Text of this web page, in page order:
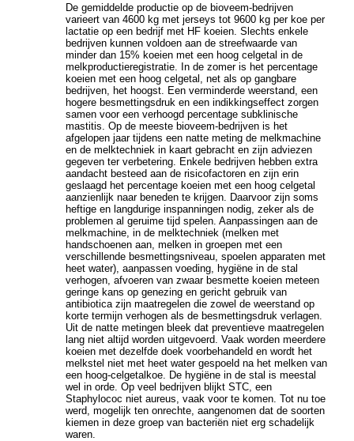
De gemiddelde productie op de bioveem-bedrijven
varieert van 4600 kg met jerseys tot 9600 kg per koe per
lactatie op een bedrijf met HF koeien. Slechts enkele
bedrijven kunnen voldoen aan de streefwaarde van
minder dan 15% koeien met een hoog celgetal in de
melkproductieregistratie. In de zomer is het percentage
koeien met een hoog celgetal, net als op gangbare
bedrijven, het hoogst. Een verminderde weerstand, een
hogere besmettingsdruk en een indikkingseffect zorgen
samen voor een verhoogd percentage subklinische
mastitis. Op de meeste bioveem-bedrijven is het
afgelopen jaar tijdens een natte meting de melkmachine
en de melktechniek in kaart gebracht en zijn adviezen
gegeven ter verbetering. Enkele bedrijven hebben extra
aandacht besteed aan de risicofactoren en zijn erin
geslaagd het percentage koeien met een hoog celgetal
aanzienlijk naar beneden te krijgen. Daarvoor zijn soms
heftige en langdurige inspanningen nodig, zeker als de
problemen al geruime tijd spelen. Aanpassingen aan de
melkmachine, in de melktechniek (melken met
handschoenen aan, melken in groepen met een
verschillende besmettingsniveau, spoelen apparaten met
heet water), aanpassen voeding, hygiëne in de stal
verhogen, afvoeren van zwaar besmette koeien meteen
geringe kans op genezing en gericht gebruik van
antibiotica zijn maatregelen die zowel de weerstand op
korte termijn verhogen als de besmettingsdruk verlagen.
Uit de natte metingen bleek dat preventieve maatregelen
lang niet altijd worden uitgevoerd. Vaak worden meerdere
koeien met dezelfde doek voorbehandeld en wordt het
melkstel niet met heet water gespoeld na het melken van
een hoog-celgetalkoe. De hygiëne in de stal is meestal
wel in orde. Op veel bedrijven blijkt STC, een
Staphylococ niet aureus, vaak voor te komen. Tot nu toe
werd, mogelijk ten onrechte, aangenomen dat de soorten
kiemen in deze groep van bacteriën niet erg schadelijk
waren.